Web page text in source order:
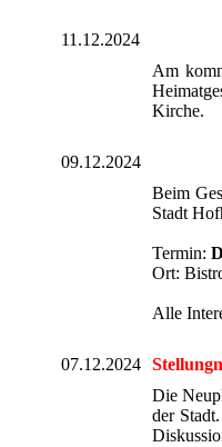
11.12.2024
Am
Kirche.
09.12.2024
Beim
Stadt
Termin:
Ort:
Alle
07.12.2024
Die
der